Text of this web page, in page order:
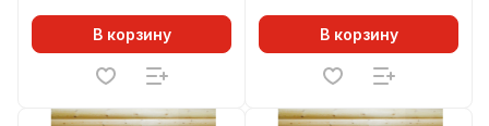
В корзину В корзину